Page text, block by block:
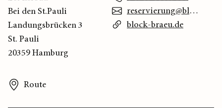
Bei den St.Pauli
Landungsbrücken 3
St. Pauli
20359 Hamburg
Route
reservierung@block-braeu.de
block-braeu.de